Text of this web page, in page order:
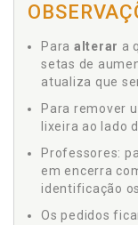
Para alterar a
setas de
atualiza que
Para remover
lixeira ao lado
Professores:
em encerra
identificação
Os pedidos